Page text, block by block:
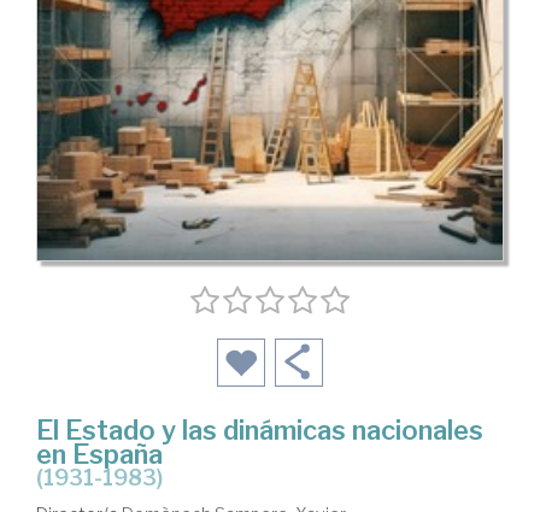
El Estado y las dinámicas nacionales
en España
(1931-1983)